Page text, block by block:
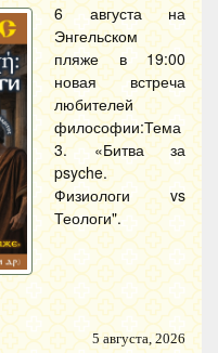
6 августа на
Энгельском
пляже в 19:00
новая встреча
любителей
философии:Тема
3. «Битва за
psyche.
Физиологи vs
Теологи".
5 августа, 2026